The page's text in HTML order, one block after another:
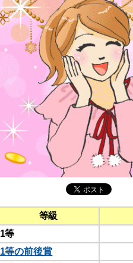
等級
1等
1等の前後賞